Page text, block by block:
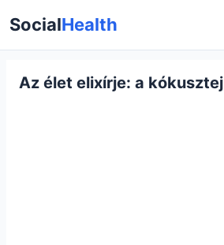
SocialHealth
Az élet elixírje: a kókusztej